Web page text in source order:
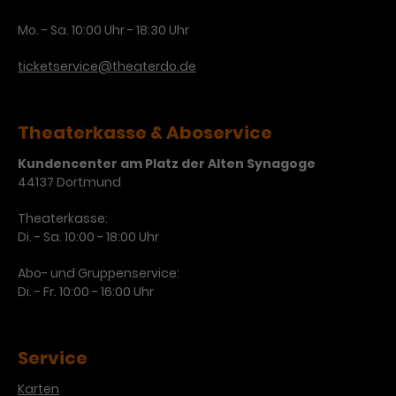
Anbieter Google Analytics
Laufzeit 1 Minute
Zweck
gesetztes Cookie. Bestimmte
Daten werden nur maximal einmal
pro Minute an Google Analytics
unterbunden.
Laufzeit 3 Monate
Dieses Cookie wird verwendet, um
Remarketing-Funktionen
bereitzustellen.
Name
Anbieter Google / DoubleClick
Laufzeit 1 Jahr
Mo. - Sa. 10:00 Uhr - 18:30 Uhr
ticketservice@theaterdo.de
Theaterkasse & Aboservice
Kundencenter am Platz der Alten Synagoge
44137 Dortmund
Theaterkasse:
Di. - Sa. 10:00 - 18:00 Uhr
Abo- und Gruppenservice:
Di. - Fr. 10:00 - 16:00 Uhr
Service
Karten